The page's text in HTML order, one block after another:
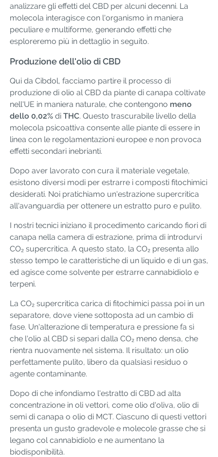
analizzare gli effetti del CBD per alcuni decenni. La
molecola interagisce con l'organismo in maniera
peculiare e multiforme, generando effetti che
esploreremo più in dettaglio in seguito.
Produzione dell'olio di CBD
Qui da Cibdol, facciamo partire il processo di
produzione di olio al CBD da piante di canapa coltivate
nell'UE in maniera naturale, che contengono meno
dello 0,02% di THC. Questo trascurabile livello della
molecola psicoattiva consente alle piante di essere in
linea con le regolamentazioni europee e non provoca
effetti secondari inebrianti.
Dopo aver lavorato con cura il materiale vegetale,
esistono diversi modi per estrarre i composti fitochimici
desiderati. Noi pratichiamo un'estrazione supercritica
all'avanguardia per ottenere un estratto puro e pulito.
I nostri tecnici iniziano il procedimento caricando fiori di
canapa nella camera di estrazione, prima di introdurvi
CO₂ supercritica. A questo stato, la CO₂ presenta allo
stesso tempo le caratteristiche di un liquido e di un gas,
ed agisce come solvente per estrarre cannabidiolo e
terpeni.
La CO₂ supercritica carica di fitochimici passa poi in un
separatore, dove viene sottoposta ad un cambio di
fase. Un'alterazione di temperatura e pressione fa sì
che l'olio al CBD si separi dalla CO₂ meno densa, che
rientra nuovamente nel sistema. Il risultato: un olio
perfettamente pulito, libero da qualsiasi residuo o
agente contaminante.
Dopo di che infondiamo l'estratto di CBD ad alta
concentrazione in oli vettori, come olio d'oliva, olio di
semi di canapa o olio di MCT. Ciascuno di questi vettori
presenta un gusto gradevole e molecole grasse che si
legano col cannabidiolo e ne aumentano la
biodisponibilità.